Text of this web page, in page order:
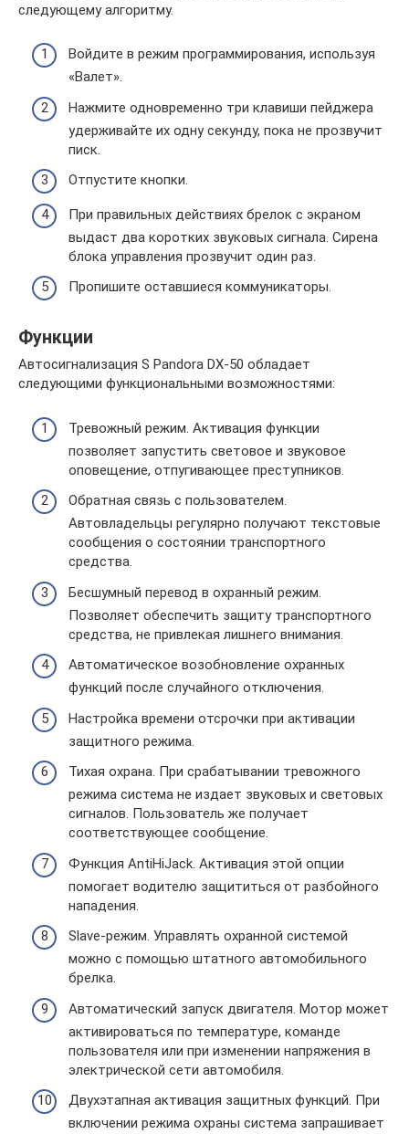
следующему алгоритму.
Войдите в режим программирования, используя
«Валет».
Нажмите одновременно три клавиши пейджера
удерживайте их одну секунду, пока не прозвучит
писк.
Отпустите кнопки.
При правильных действиях брелок с экраном
выдаст два коротких звуковых сигнала. Сирена
блока управления прозвучит один раз.
Пропишите оставшиеся коммуникаторы.
Функции
Автосигнализация S Pandora DX-50 обладает
следующими функциональными возможностями:
Тревожный режим. Активация функции
позволяет запустить световое и звуковое
оповещение, отпугивающее преступников.
Обратная связь с пользователем.
Автовладельцы регулярно получают текстовые
сообщения о состоянии транспортного
средства.
Бесшумный перевод в охранный режим.
Позволяет обеспечить защиту транспортного
средства, не привлекая лишнего внимания.
Автоматическое возобновление охранных
функций после случайного отключения.
Настройка времени отсрочки при активации
защитного режима.
Тихая охрана. При срабатывании тревожного
режима система не издает звуковых и световых
сигналов. Пользователь же получает
соответствующее сообщение.
Функция AntiHiJack. Активация этой опции
помогает водителю защититься от разбойного
нападения.
Slave-режим. Управлять охранной системой
можно с помощью штатного автомобильного
брелка.
Автоматический запуск двигателя. Мотор может
активироваться по температуре, команде
пользователя или при изменении напряжения в
электрической сети автомобиля.
Двухэтапная активация защитных функций. При
включении режима охраны система запрашивает